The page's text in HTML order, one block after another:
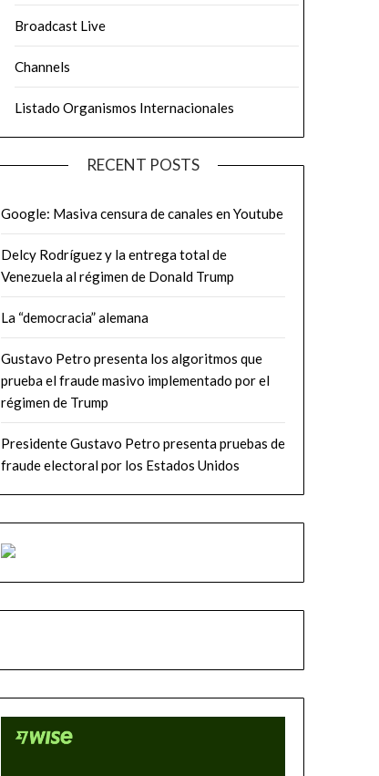
Broadcast Live
Channels
Listado Organismos Internacionales
RECENT POSTS
Google: Masiva censura de canales en Youtube
Delcy Rodríguez y la entrega total de
Venezuela al régimen de Donald Trump
La “democracia” alemana
Gustavo Petro presenta los algoritmos que
prueba el fraude masivo implementado por el
régimen de Trump
Presidente Gustavo Petro presenta pruebas de
fraude electoral por los Estados Unidos